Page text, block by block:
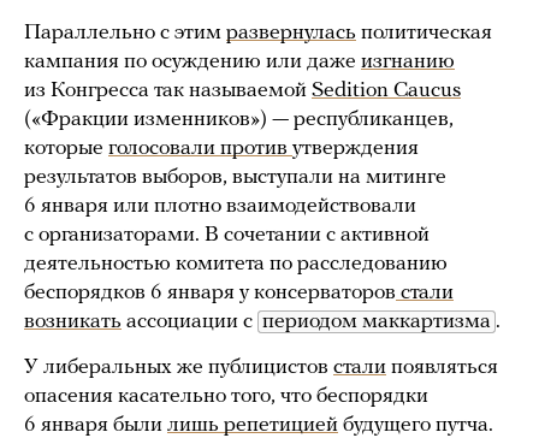
Параллельно с этим развернулась политическая
кампания по осуждению или даже изгнанию
из Конгресса так называемой Sedition Caucus
(«Фракции изменников») — республиканцев,
которые голосовали против утверждения
результатов выборов, выступали на митинге
6 января или плотно взаимодействовали
с организаторами. В сочетании с активной
деятельностью комитета по расследованию
беспорядков 6 января у консерваторов стали
возникать ассоциации с периодом маккартизма .
У либеральных же публицистов стали появляться
опасения касательно того, что беспорядки
6 января были лишь репетицией будущего путча.